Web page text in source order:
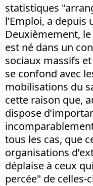
statistiques
l’Emploi, a depuis
Deuxièmement, le
est né dans un
sociaux massifs
se confond avec
mobilisations du
cette raison que,
dispose
tous les cas, que
organisations
déplaise à ceux
percée" de celles-